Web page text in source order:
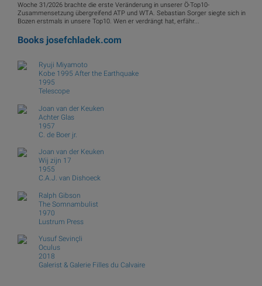
Woche 31/2026 brachte die erste Veränderung in unserer Ö-Top10-
Zusammensetzung übergreifend ATP und WTA. Sebastian Sorger siegte sich in
Bozen erstmals in unsere Top10. Wen er verdrängt hat, erfähr...
Books josefchladek.com
Ryuji Miyamoto
Kobe 1995 After the Earthquake
1995
Telescope
Joan van der Keuken
Achter Glas
1957
C. de Boer jr.
Joan van der Keuken
Wij zijn 17
1955
C.A.J. van Dishoeck
Ralph Gibson
The Somnambulist
1970
Lustrum Press
Yusuf Sevinçli
Oculus
2018
Galerist & Galerie Filles du Calvaire